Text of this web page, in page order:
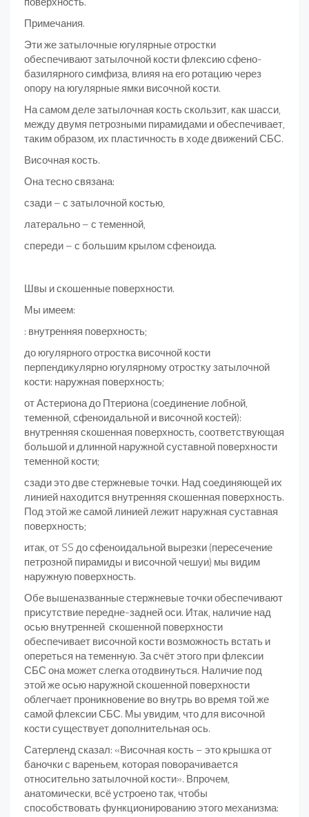
Примечания.
Эти же затылочные югулярные отростки
обеспечивают затылочной кости флексию сфено-
базилярного симфиза, влияя на его ротацию через
опору на югулярные ямки височной кости.
На самом деле затылочная кость скользит, как шасси,
между двумя петрозными пирамидами и обеспечивает,
таким образом, их пластичность в ходе движений СБС.
Височная кость.
Она тесно связана:
сзади – с затылочной костью,
латерально – с теменной,
спереди – с большим крылом сфеноида.
Швы и скошенные поверхности.
Мы имеем:
: внутренняя поверхность;
до югулярного отростка височной кости
перпендикулярно югулярному отростку затылочной
кости: наружная поверхность;
от Астериона до Птериона (соединение лобной,
теменной, сфеноидальной и височной костей):
внутренняя скошенная поверхность, соответствующая
большой и длинной наружной суставной поверхности
теменной кости;
сзади это две стержневые точки. Над соединяющей их
линией находится внутренняя скошенная поверхность.
Под этой же самой линией лежит наружная суставная
поверхность;
итак, от SS до сфеноидальной вырезки (пересечение
петрозной пирамиды и височной чешуи) мы видим
наружную поверхность.
Обе вышеназванные стержневые точки обеспечивают
присутствие передне-задней оси. Итак, наличие над
осью внутренней скошенной поверхности
обеспечивает височной кости возможность встать и
опереться на теменную. За счёт этого при флексии
СБС она может слегка отодвинуться. Наличие под
этой же осью наружной скошенной поверхности
облегчает проникновение во внутрь во время той же
самой флексии СБС. Мы увидим, что для височной
кости существует дополнительная ось.
Сатерленд сказал: «Височная кость – это крышка от
баночки с вареньем, которая поворачивается
относительно затылочной кости». Впрочем,
анатомически, всё устроено так, чтобы
способствовать функционированию этого механизма: